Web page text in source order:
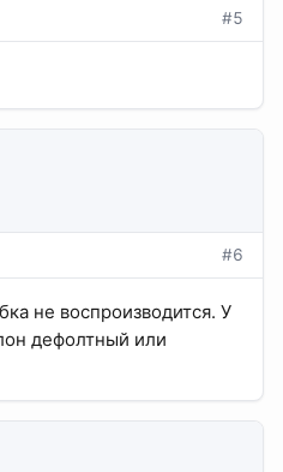
#5
#6
не воспроизводится. У
дефолтный или